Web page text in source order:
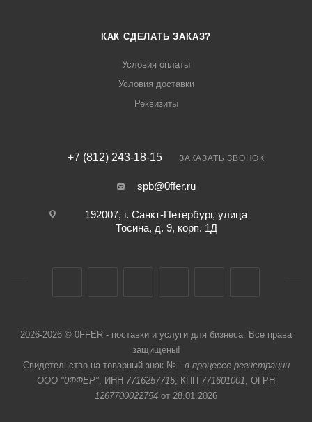
КАК СДЕЛАТЬ ЗАКАЗ?
Условия оплаты
Условия доставки
Реквизиты
+7 (812) 243-18-15 ЗАКАЗАТЬ ЗВОНОК
spb@0ffer.ru
192007, г. Санкт-Петербург, улица
Тосина, д. 9, корп. 1Д
2026-2026 © 0FFER - поставки и услуги для бизнеса. Все права
защищены!
Свидетельство на товарный знак № - в процессе регистрации
ООО "0ФФЕР", ИНН 7716257715, КПП 771601001, ОГРН
1267700022754 от 28.01.2026